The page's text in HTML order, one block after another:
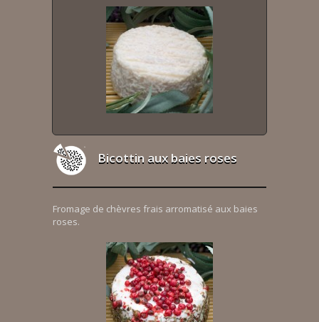
Bicottin aux baies roses
Fromage de chèvres frais arromatisé aux baies
roses.